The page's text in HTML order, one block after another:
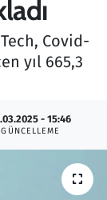
Covid-
yıl 665,3
- 15:46
GÜNCELLEME